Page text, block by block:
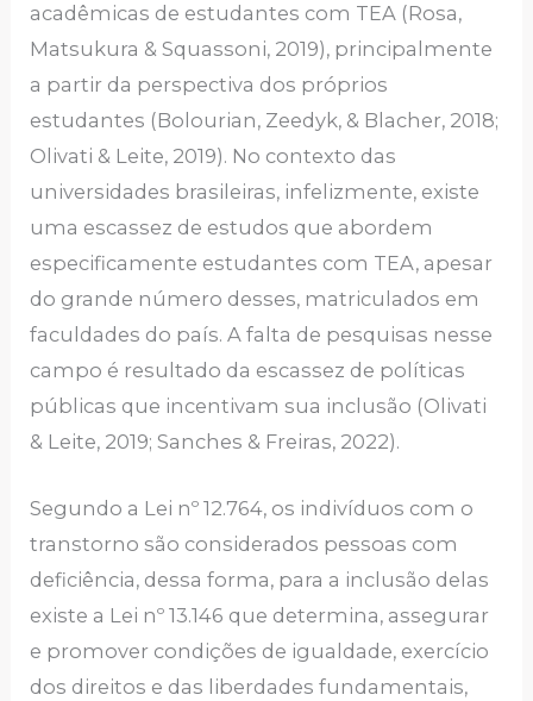
acadêmicas de estudantes com TEA (Rosa,
Matsukura & Squassoni, 2019), principalmente
a partir da perspectiva dos próprios
estudantes (Bolourian, Zeedyk, & Blacher, 2018;
Olivati & Leite, 2019). No contexto das
universidades brasileiras, infelizmente, existe
uma escassez de estudos que abordem
especificamente estudantes com TEA, apesar
do grande número desses, matriculados em
faculdades do país. A falta de pesquisas nesse
campo é resultado da escassez de políticas
públicas que incentivam sua inclusão (Olivati
& Leite, 2019; Sanches & Freiras, 2022).
Segundo a Lei nº 12.764, os indivíduos com o
transtorno são considerados pessoas com
deficiência, dessa forma, para a inclusão delas
existe a Lei nº 13.146 que determina, assegurar
e promover condições de igualdade, exercício
dos direitos e das liberdades fundamentais,